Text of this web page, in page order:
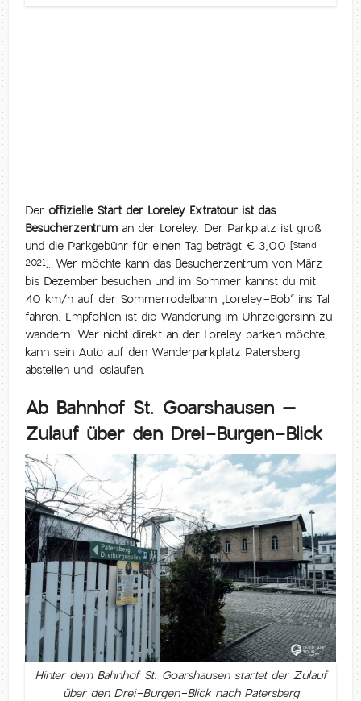
Deroffizielle Start der Loreley Extratour ist das
Besucherzentrum an der Loreley. Der Parkplatz ist groß
und die Parkgebühr für einen Tag beträgt € 3,00 [Stand
2021]. Wer möchte kann das Besucherzentrum von März
bis Dezember besuchen und im Sommer kannst du mit
40 km/h auf der Sommerrodelbahn „Loreley-Bob“ ins Tal
fahren. Empfohlen ist die Wanderung im Uhrzeigersinn zu
wandern. Wer nicht direkt an der Loreley parken möchte,
kann sein Auto auf den Wanderparkplatz Patersberg
abstellen und loslaufen.
Ab Bahnhof St. Goarshausen –
Zulauf über den Drei-Burgen-Blick
Hinter dem Bahnhof St. Goarshausen startet der Zulauf
über den Drei-Burgen-Blick nach Patersberg